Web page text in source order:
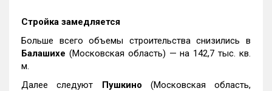
Стройка замедляется
Больше всего объемы строительства снизились в
Балашихе (Московская область) — на 142,7 тыс. кв.
м.
Далее следуют Пушкино (Московская область,